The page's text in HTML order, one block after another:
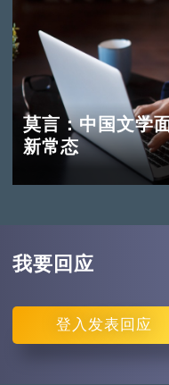
莫言：中国文学
新常态
我要回应
登入 发表回应